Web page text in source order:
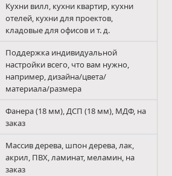
Кухни вилл, кухни квартир, кухни
отелей, кухни для проектов,
кладовые для офисов и т. д.
Поддержка индивидуальной
настройки всего, что вам нужно,
например, дизайна/цвета/
материала/размера
Фанера (18 мм), ДСП (18 мм), МДФ, на
заказ
Массив дерева, шпон дерева, лак,
акрил, ПВХ, ламинат, меламин, на
заказ